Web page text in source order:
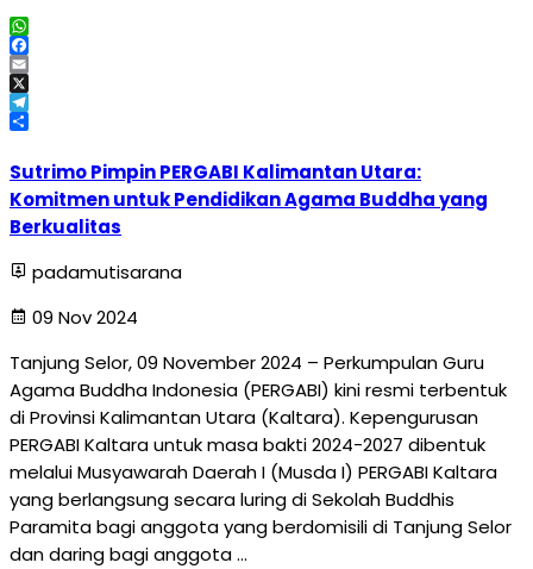
WhatsApp
Facebook
Email
X
Telegram
Sutrimo Pimpin PERGABI Kalimantan Utara:
Komitmen untuk Pendidikan Agama Buddha yang
Berkualitas
padamutisarana
09 Nov 2024
Tanjung Selor, 09 November 2024 – Perkumpulan Guru
Agama Buddha Indonesia (PERGABI) kini resmi terbentuk
di Provinsi Kalimantan Utara (Kaltara). Kepengurusan
PERGABI Kaltara untuk masa bakti 2024-2027 dibentuk
melalui Musyawarah Daerah I (Musda I) PERGABI Kaltara
yang berlangsung secara luring di Sekolah Buddhis
Paramita bagi anggota yang berdomisili di Tanjung Selor
dan daring bagi anggota …